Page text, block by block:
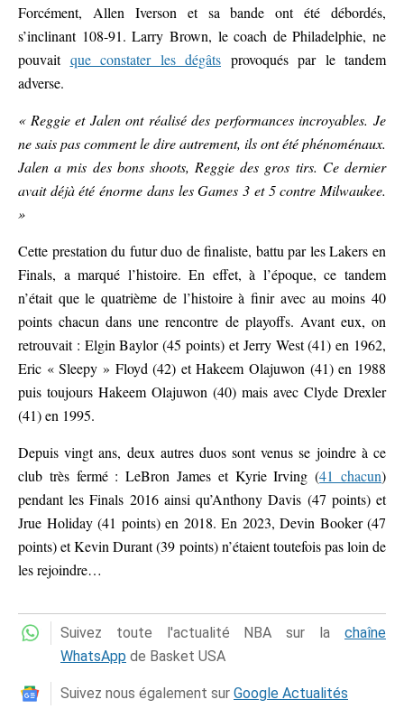
Forcément, Allen Iverson et sa bande ont été débordés,
s’inclinant 108-91. Larry Brown, le coach de Philadelphie, ne
pouvait que constater les dégâts provoqués par le tandem
adverse.
« Reggie et Jalen ont réalisé des performances incroyables. Je
ne sais pas comment le dire autrement, ils ont été phénoménaux.
Jalen a mis des bons shoots, Reggie des gros tirs. Ce dernier
avait déjà été énorme dans les Games 3 et 5 contre Milwaukee.
»
Cette prestation du futur duo de finaliste, battu par les Lakers en
Finals, a marqué l’histoire. En effet, à l’époque, ce tandem
n’était que le quatrième de l’histoire à finir avec au moins 40
points chacun dans une rencontre de playoffs. Avant eux, on
retrouvait : Elgin Baylor (45 points) et Jerry West (41) en 1962,
Eric « Sleepy » Floyd (42) et Hakeem Olajuwon (41) en 1988
puis toujours Hakeem Olajuwon (40) mais avec Clyde Drexler
(41) en 1995.
Depuis vingt ans, deux autres duos sont venus se joindre à ce
club très fermé : LeBron James et Kyrie Irving (41 chacun)
pendant les Finals 2016 ainsi qu’Anthony Davis (47 points) et
Jrue Holiday (41 points) en 2018. En 2023, Devin Booker (47
points) et Kevin Durant (39 points) n’étaient toutefois pas loin de
les rejoindre…
Suivez toute l'actualité NBA sur la chaîne
WhatsApp de Basket USA
Suivez nous également sur Google Actualités